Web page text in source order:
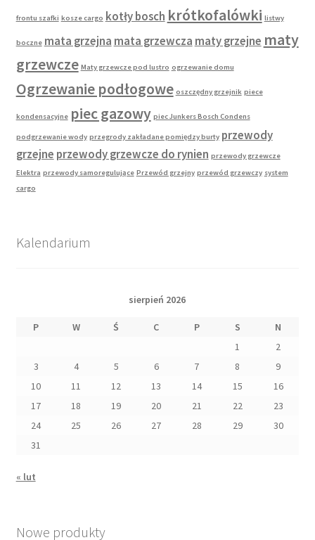
frontu szafki kosze cargo kotły bosch krótkofalówki listwy
boczne mata grzejna mata grzewcza maty grzejne maty
grzewcze Maty grzewcze pod lustro ogrzewanie domu
Ogrzewanie podłogowe oszczędny grzejnik piece
kondensacyjne piec gazowy piec Junkers Bosch Condens
podgrzewanie wody przegrody zakładane pomiędzy burty przewody
grzejne przewody grzewcze do rynien przewody grzewcze
Elektra przewody samoregulujące Przewód grzejny przewód grzewczy system
cargo
Kalendarium
sierpień 2026
P W Ś C P S
N
1
2
3
4 5 6 7 8
9
10
11 12 13 14 15
16
17
18 19 20 21 22
23
24
25 26 27 28 29
30
31
« lut
Nowe produkty